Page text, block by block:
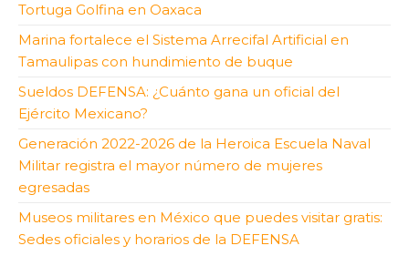
Tortuga Golfina en Oaxaca
Marina fortalece el Sistema Arrecifal Artificial en
Tamaulipas con hundimiento de buque
Sueldos DEFENSA: ¿Cuánto gana un oficial del
Ejército Mexicano?
Generación 2022-2026 de la Heroica Escuela Naval
Militar registra el mayor número de mujeres
egresadas
Museos militares en México que puedes visitar gratis:
Sedes oficiales y horarios de la DEFENSA